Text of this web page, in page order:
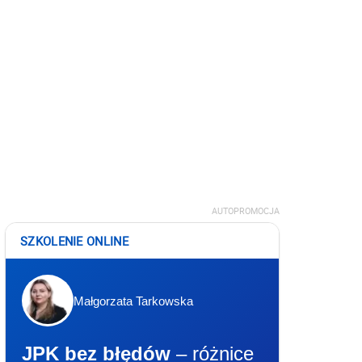
AUTOPROMOCJA
SZKOLENIE ONLINE
Małgorzata Tarkowska
JPK bez błędów – różnice